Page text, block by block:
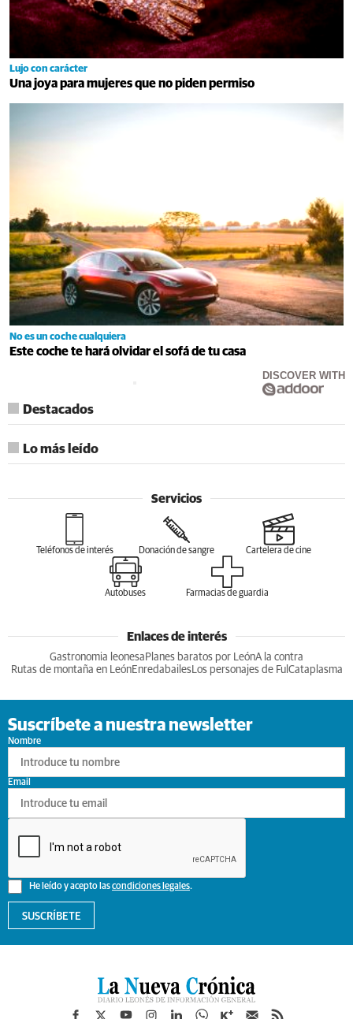
Lujo con carácter
Una joya para mujeres que no piden permiso
No es un coche cualquiera
Este coche te hará olvidar el sofá de tu casa
DISCOVER WITH
Destacados
Lo más leído
Servicios
Teléfonos de interés Donación de sangre Cartelera de cine
Autobuses Farmacias de guardia
Enlaces de interés
Gastronomia leonesa Planes baratos por LeónA la contra
Rutas de montaña en LeónEnredabailesLos personajes de Ful Cataplasma
Suscríbete a nuestra newsletter
Nombre
He leído y acepto lascondiciones legales.
Email
SUSCRÍBETE